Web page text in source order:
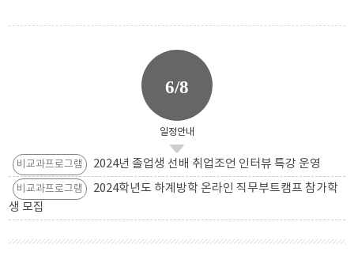
6/8
일정안내
비교과프로그램 2024년 졸업생 선배 취업조언 인터뷰 특강 운영
비교과프로그램
2024학년도 하계방학 온라인 직무부트캠프 참가학
생 모집